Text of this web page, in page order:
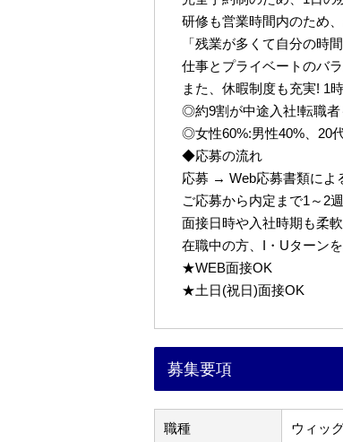
研修も営業時間内のため
「残業が多くて自分の時
仕事とプライベートのバ
また、休暇制度も充実! 1
◎約9割が中途入社!転職
◎女性60%:男性40%、20
◆応募の流れ
応募 → Web応募書類に
ご応募から内定まで1～2
面接日時や入社時期も柔
在職中の方、I・Uターン
★WEB面接OK
★土日(祝日)面接OK
募集要項
職種 ウィッ